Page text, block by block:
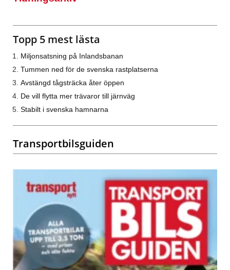
Topp 5 mest lästa
Miljonsatsning på Inlandsbanan
Tummen ned för de svenska rastplatserna
Avstängd tågsträcka åter öppen
De vill flytta mer trävaror till järnväg
Stabilt i svenska hamnarna
Transportbilsguiden